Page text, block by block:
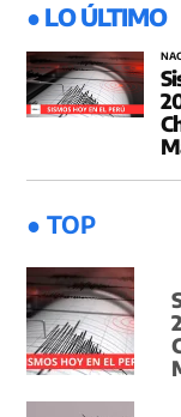
● LO ÚLTIMO
● TOP